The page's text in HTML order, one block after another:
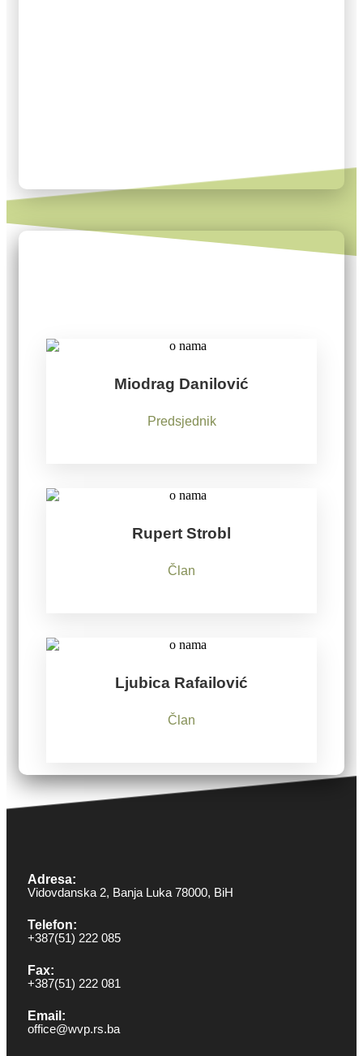
Miodrag Danilović
Predsjednik
Rupert Strobl
Član
Ljubica Rafailović
Član
Adresa:
Vidovdanska 2, Banja Luka 78000, BiH
Telefon:
+387(51) 222 085
Fax:
+387(51) 222 081
Email:
office@wvp.rs.ba